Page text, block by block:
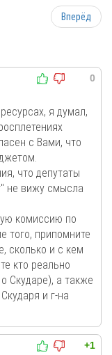
Вперёд
0
я думал,
с Вами, что
что депутаты
не вижу смысла
комиссию по
того, припомните
сколько и с кем
кто реально
Скударе), а также
и г-на
+1